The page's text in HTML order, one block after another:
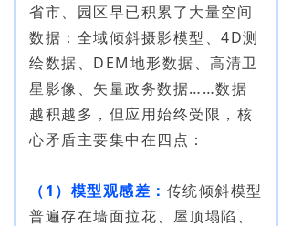
省市、园区早已积累了大量空间
数据：全域倾斜摄影模型、4D测
绘数据、DEM地形数据、高清卫
星影像、矢量政务数据……数据
越积越多，但应用始终受限，核
心矛盾主要集中在四点：
（1）模型观感差： 传统倾斜模型
普遍存在墙面拉花、屋顶塌陷、